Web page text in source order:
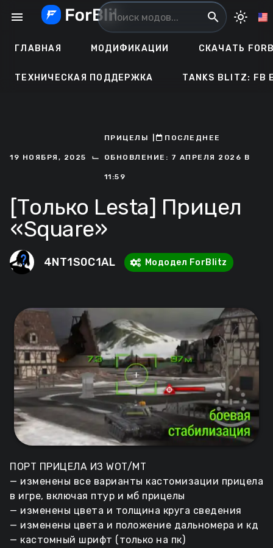
menu search light_mode
ГЛАВНАЯ МОДИФИКАЦИИ СКАЧАТЬ
ТЕХНИЧЕСКАЯ ПОДДЕРЖКА TANKS BLITZ: FB
19 НОЯБРЯ, 2025 ⌙
ПРИЦЕЛЫ ㅤПОСЛЕДНЕЕ
ОБНОВЛЕНИЕ: 7 АПРЕЛЯ 2026 В
11:59
[Только Lesta] Прицел
«Square»
4NT1S0C1AL Мододел ForBlitz
ПОРТ ПРИЦЕЛА ИЗ WOT/МТ
— изменены все варианты кастомизации прицела
в игре, включая птур и мб прицелы
— изменены цвета и толщина круга сведения
— изменены цвета и положение дальномера и кд
— кастомный шрифт (только на пк)